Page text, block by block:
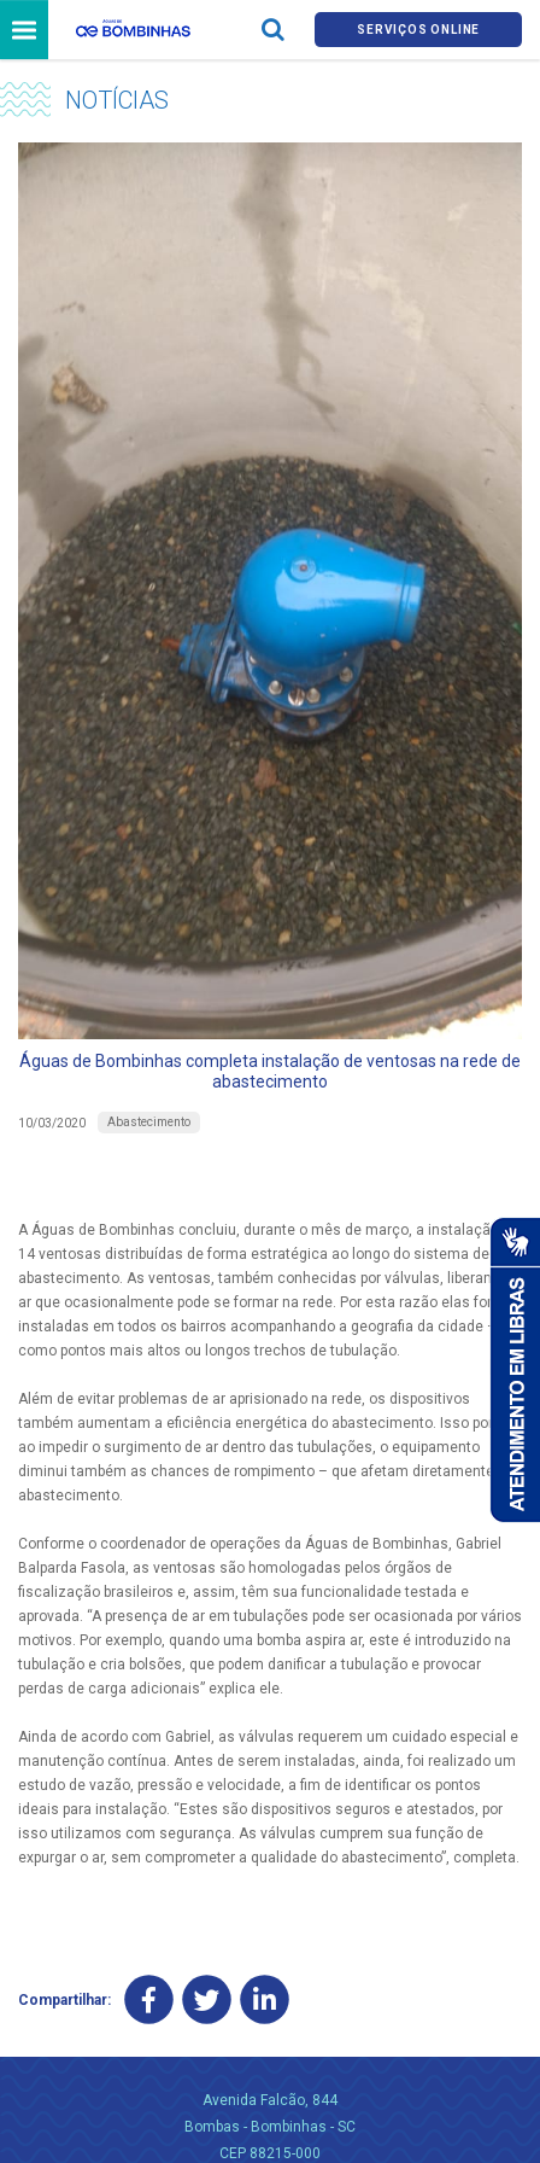
SERVIÇOS ONLINE
NOTÍCIAS
Águas de Bombinhas completa instalação de ventosas na rede de
abastecimento
10/03/2020 Abastecimento
A Águas de Bombinhas concluiu, durante o mês de março, a instalação de
14 ventosas distribuídas de forma estratégica ao longo do sistema de
abastecimento. As ventosas, também conhecidas por válvulas, liberam o
ar que ocasionalmente pode se formar na rede. Por esta razão elas foram
instaladas em todos os bairros acompanhando a geografia da cidade –
como pontos mais altos ou longos trechos de tubulação.
Além de evitar problemas de ar aprisionado na rede, os dispositivos
também aumentam a eficiência energética do abastecimento. Isso porque,
ao impedir o surgimento de ar dentro das tubulações, o equipamento
diminui também as chances de rompimento – que afetam diretamente o
abastecimento.
Conforme o coordenador de operações da Águas de Bombinhas, Gabriel
Balparda Fasola, as ventosas são homologadas pelos órgãos de
fiscalização brasileiros e, assim, têm sua funcionalidade testada e
aprovada. “A presença de ar em tubulações pode ser ocasionada por vários
motivos. Por exemplo, quando uma bomba aspira ar, este é introduzido na
tubulação e cria bolsões, que podem danificar a tubulação e provocar
perdas de carga adicionais” explica ele.
Ainda de acordo com Gabriel, as válvulas requerem um cuidado especial e
manutenção contínua. Antes de serem instaladas, ainda, foi realizado um
estudo de vazão, pressão e velocidade, a fim de identificar os pontos
ideais para instalação. “Estes são dispositivos seguros e atestados, por
isso utilizamos com segurança. As válvulas cumprem sua função de
expurgar o ar, sem comprometer a qualidade do abastecimento”, completa.
Compartilhar:
Avenida Falcão, 844
Bombas - Bombinhas - SC
CEP 88215-000